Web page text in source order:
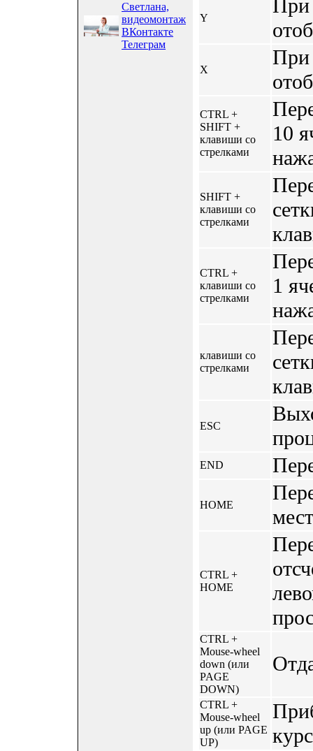
Светлана,
видеомонтаж
ВКонтакте
Телеграм
Y
При
X
При
CTRL +
SHIFT +
клавиши со
стрелками
10
SHIFT +
клавиши со
стрелками
CTRL +
клавиши со
стрелками
1
клавиши со
стрелками
ESC
END
HOME
CTRL +
HOME
CTRL +
Mouse-wheel
down (или
PAGE
DOWN)
CTRL +
Mouse-wheel
up (или PAGE
UP)